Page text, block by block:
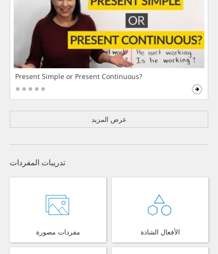
Present Simple or Present Continuous?
عرض المزيد
تدريبات المفردات
مفردات مصورة الأفعال الشاذة